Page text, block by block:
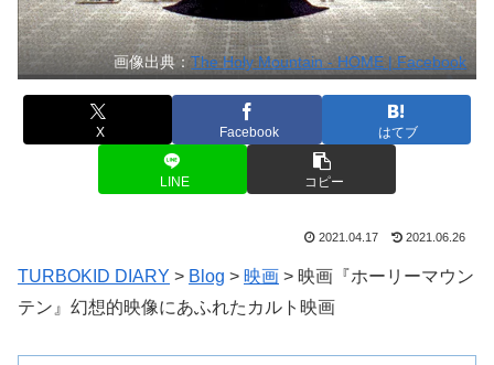
画像出典：The Holy Mountain - HOME | Facebook
X Facebook はてブ
LINE コピー
2021.04.17 2021.06.26
TURBOKID DIARY > Blog > 映画 > 映画『ホーリーマウン
テン』幻想的映像にあふれたカルト映画